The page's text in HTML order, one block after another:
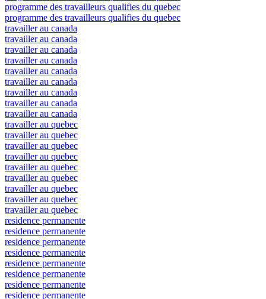
programme des travailleurs qualifies du quebec
programme des travailleurs qualifies du quebec
travailler au canada
travailler au canada
travailler au canada
travailler au canada
travailler au canada
travailler au canada
travailler au canada
travailler au canada
travailler au canada
travailler au quebec
travailler au quebec
travailler au quebec
travailler au quebec
travailler au quebec
travailler au quebec
travailler au quebec
travailler au quebec
travailler au quebec
residence permanente
residence permanente
residence permanente
residence permanente
residence permanente
residence permanente
residence permanente
residence permanente